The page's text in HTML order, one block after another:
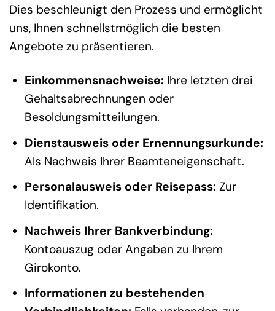
Dies beschleunigt den Prozess und ermöglicht
uns, Ihnen schnellstmöglich die besten
Angebote zu präsentieren.
Einkommensnachweise: Ihre letzten drei
Gehaltsabrechnungen oder
Besoldungsmitteilungen.
Dienstausweis oder Ernennungsurkunde:
Als Nachweis Ihrer Beamteneigenschaft.
Personalausweis oder Reisepass: Zur
Identifikation.
Nachweis Ihrer Bankverbindung:
Kontoauszug oder Angaben zu Ihrem
Girokonto.
Informationen zu bestehenden